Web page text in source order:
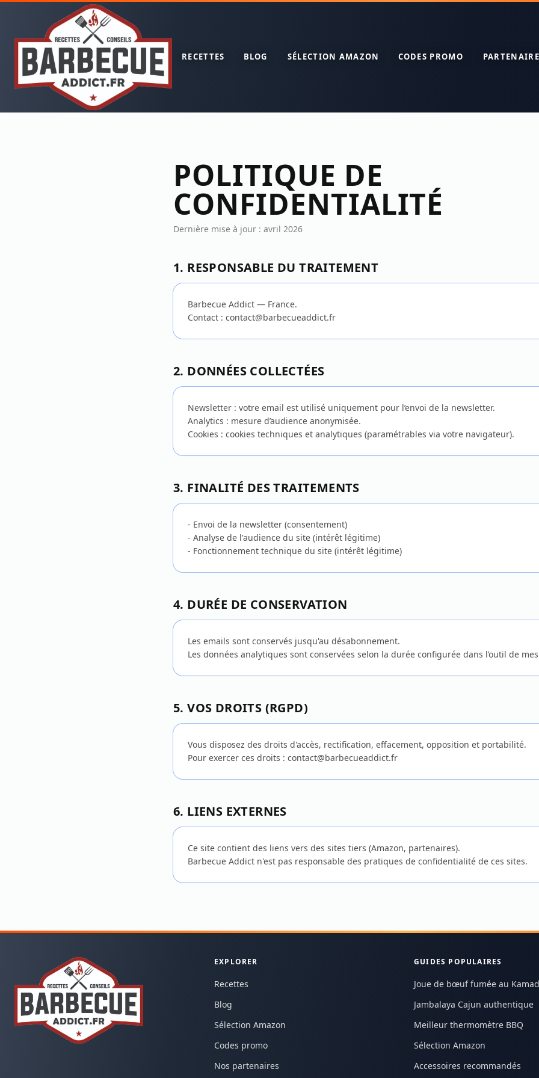
RECETTES BLOG SÉLECTION AMAZON CODES PROMO
POLITIQUE DE
CONFIDENTIALITÉ
Dernière mise à jour : avril 2026
1. RESPONSABLE DU TRAITEMENT
Barbecue Addict — France.
Contact : contact@barbecueaddict.fr
2. DONNÉES COLLECTÉES
Newsletter : votre email est utilisé uniquement pour l’envoi de la newsletter.
Analytics : mesure d’audience anonymisée.
Cookies : cookies techniques et analytiques (paramétrables via votre navigateur).
3. FINALITÉ DES TRAITEMENTS
- Envoi de la newsletter (consentement)
- Analyse de l'audience du site (intérêt légitime)
- Fonctionnement technique du site (intérêt légitime)
4. DURÉE DE CONSERVATION
Les emails sont conservés jusqu'au désabonnement.
Les données analytiques sont conservées selon la durée configurée dans l’outil de
5. VOS DROITS (RGPD)
Vous disposez des droits d'accès, rectification, effacement, opposition et portabilité.
Pour exercer ces droits : contact@barbecueaddict.fr
6. LIENS EXTERNES
Ce site contient des liens vers des sites tiers (Amazon, partenaires).
Barbecue Addict n'est pas responsable des pratiques de confidentialité de ces sites.
EXPLORER
Recettes
Blog
Sélection Amazon
Codes promo
Nos partenaires
GUIDES POPULAIRES
Joue de bœuf fumée au
Jambalaya Cajun authentique
Meilleur thermomètre BBQ
Sélection Amazon
Accessoires recommandés